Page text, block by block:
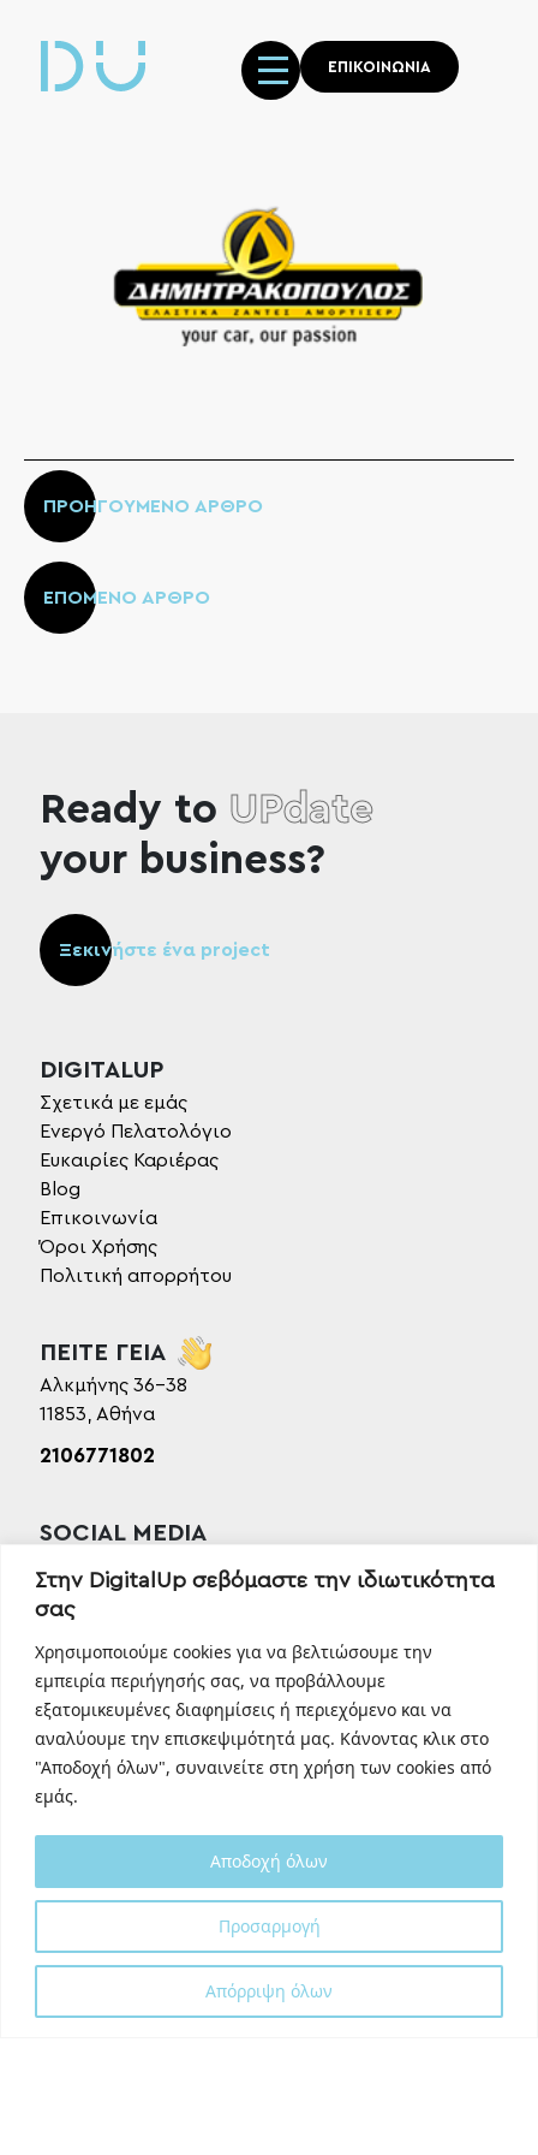
Στην DigitalUp σεβόμαστε την ιδιωτικότητα
σας
Χρησιμοποιούμε cookies για να βελτιώσουμε την
εμπειρία περιήγησής σας, να προβάλλουμε
εξατομικευμένες διαφημίσεις ή περιεχόμενο και να
αναλύουμε την επισκεψιμότητά μας. Κάνοντας κλικ στο
"Αποδοχή όλων", συναινείτε στη χρήση των cookies από
εμάς.
Προσαρμογή
Απόρριψη όλων
Αποδοχή όλων
ΕΠΙΚΟΙΝΩΝΙΑ
ΠΡΟΗΓΟΥΜΕΝΟ ΑΡΘΡΟ
ΕΠΟΜΕΝΟ ΑΡΘΡΟ
Ready to UPdate
your business?
Ξεκινήστε ένα project
DIGITALUP
Σχετικά με εμάς
Ενεργό Πελατολόγιο
Ευκαιρίες Καριέρας
Blog
Επικοινωνία
Όροι Χρήσης
Πολιτική απορρήτου
ΠΕΙΤΕ ΓΕΙΑ
Αλκμήνης 36-38
11853, Αθήνα
2106771802
SOCIAL MEDIA
Facebook
Instagram
Linkedin
TikTok
Behance
Youtube
Designed and developed with
by